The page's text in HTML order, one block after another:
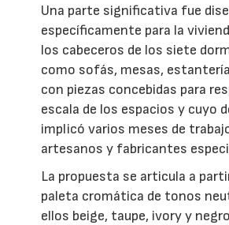
Una parte significativa fue
específicamente para la
los cabeceros de los siete
como sofás, mesas,
con piezas concebidas para
escala de los espacios y cuyo
implicó varios meses de
artesanos y fabricantes
La propuesta se articula a
paleta cromática de tonos
ellos beige, taupe, ivory y